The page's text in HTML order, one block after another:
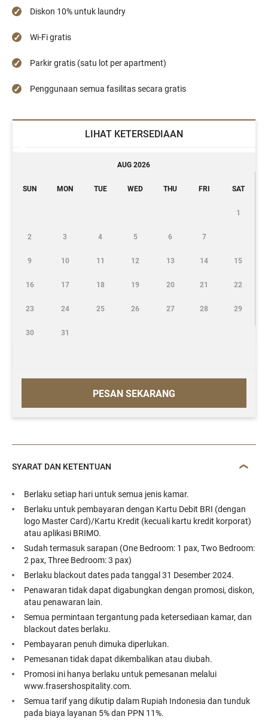
Diskon 10% untuk laundry
Wi-Fi gratis
Parkir gratis (satu lot per apartment)
Penggunaan semua fasilitas secara gratis
LIHAT KETERSEDIAAN
PESAN SEKARANG
AUG 2026
SUN MON TUE WED THU FRI SAT
1
2 3 4 5 6 7
9 10 11 12 13 14 15
16 17 18 19 20 21 22
23 24 25 26 27 28 29
30 31
SYARAT DAN KETENTUAN
Berlaku setiap hari untuk semua jenis kamar.
Berlaku untuk pembayaran dengan Kartu Debit BRI (dengan
logo Master Card)/Kartu Kredit (kecuali kartu kredit korporat)
atau aplikasi BRIMO.
Sudah termasuk sarapan (One Bedroom: 1 pax, Two Bedroom:
2 pax, Three Bedroom: 3 pax)
Berlaku blackout dates pada tanggal 31 Desember 2024.
Penawaran tidak dapat digabungkan dengan promosi, diskon,
atau penawaran lain.
Semua permintaan tergantung pada ketersediaan kamar, dan
blackout dates berlaku.
Pembayaran penuh dimuka diperlukan.
Pemesanan tidak dapat dikembalikan atau diubah.
Promosi ini hanya berlaku untuk pemesanan melalui
www.frasershospitality.com.
Semua tarif yang dikutip dalam Rupiah Indonesia dan tunduk
pada biaya layanan 5% dan PPN 11%.